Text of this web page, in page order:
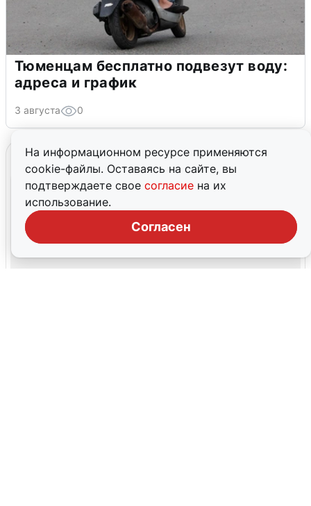
На информационном ресурсе применяются
cookie-файлы. Оставаясь на сайте, вы
подтверждаете свое согласие на их
использование.
Согласен
Тюменцам бесплатно подвезут воду:
адреса и график
3 августа 0